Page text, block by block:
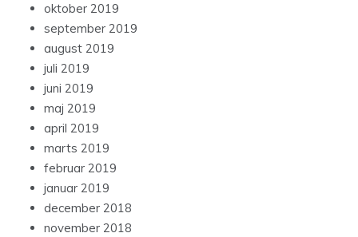
oktober 2019
september 2019
august 2019
juli 2019
juni 2019
maj 2019
april 2019
marts 2019
februar 2019
januar 2019
december 2018
november 2018